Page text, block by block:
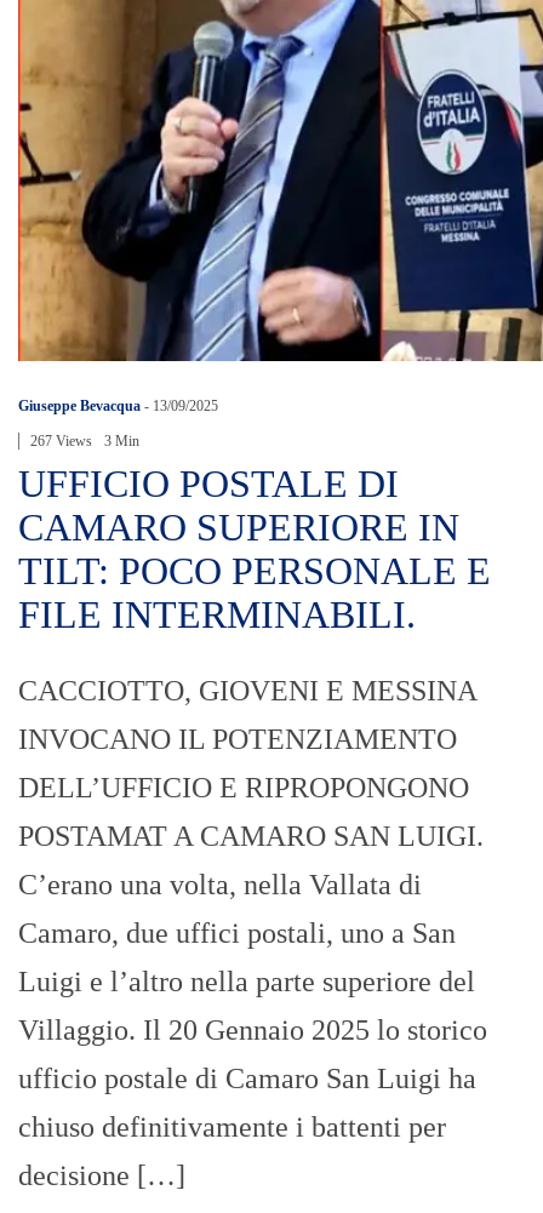
Giuseppe Bevacqua - 13/09/2025
267 Views 3 Min
UFFICIO POSTALE DI
CAMARO SUPERIORE IN
TILT: POCO PERSONALE E
FILE INTERMINABILI.
CACCIOTTO, GIOVENI E MESSINA
INVOCANO IL POTENZIAMENTO
DELL’UFFICIO E RIPROPONGONO
POSTAMAT A CAMARO SAN LUIGI.
C’erano una volta, nella Vallata di
Camaro, due uffici postali, uno a San
Luigi e l’altro nella parte superiore del
Villaggio. Il 20 Gennaio 2025 lo storico
ufficio postale di Camaro San Luigi ha
chiuso definitivamente i battenti per
decisione […]